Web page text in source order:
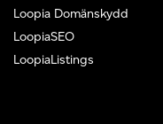
Loopia Domänskydd
LoopiaSEO
LoopiaListings